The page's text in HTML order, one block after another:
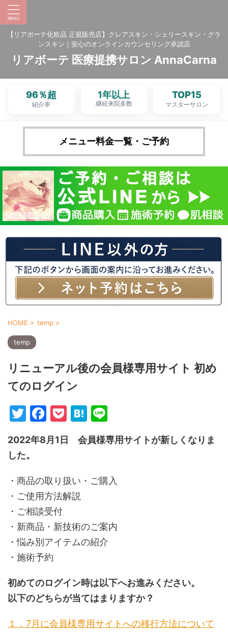
【リアボーテ化粧品 正規販売店】クレアスキン・シェリースキン・グラ
ンスキン｜安心のオンラインカウンセリング承認店
リアボーテ 医療提携サロン AnnaCarna
96％超
紹介率
1年以上
継続来院多数
TOP15
マスターサロン
メニュー料金一覧・ご予約
HOME > temp >
temp
リニューアル後の会員様専用サイト 初め
てのログイン
T
w
itt
er
F
c
b
o
o
k
P
c
et
H
at
e
a
n
e
2022年8月1日 会員様専用サイトが新しくなりま
した。
・商品の取り扱い・ご購入
・ご使用方法解説
・ご相談受付
・新商品・新技術のご案内
・悩み別アイテムの紹介
・施術予約
初めてのログイン時は以下へお進みください。
以下のどちらが当てはまりますか？
１．7月に会員様専用サイトへの移行方法について